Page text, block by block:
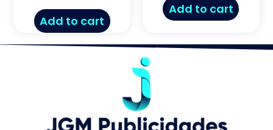
Add to cart
Add to cart